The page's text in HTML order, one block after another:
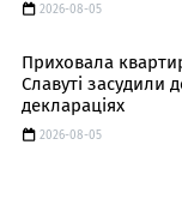
2026-08-05
Приховала
Славуті засудили
деклараціях
2026-08-05